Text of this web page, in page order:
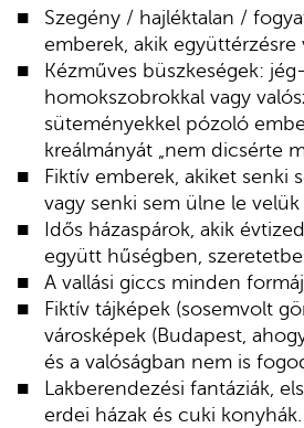
Szegény / hajléktalan /
emberek, akik együttérzésre
Kézműves büszkeségek:
homokszobrokkal vagy
süteményekkel pózoló
kreálmányát „nem dicsérte
Fiktív emberek, akiket senki
vagy senki sem ülne le velük
Idős házaspárok, akik
együtt hűségben,
A vallási giccs minden
Fiktív tájképek (sosemvolt
városképek (Budapest,
és a valóságban nem is
Lakberendezési fantáziák,
erdei házak és cuki konyhák.